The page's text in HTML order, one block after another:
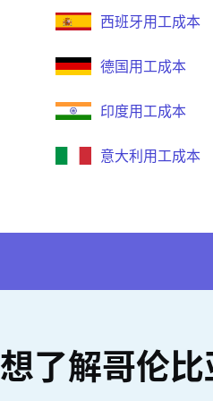
西班牙用工成本
德国用工成本
印度用工成本
意大利用工成本
想了解哥伦